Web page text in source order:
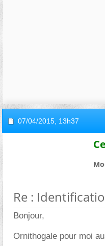
07/04/2015, 13h37
Re :
Bonjour,
Ornithogale pour moi